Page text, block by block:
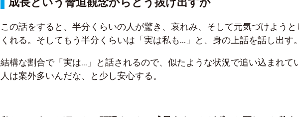
この話をすると、半分くらいの人が驚き、哀れみ、そして元気づけようと
くれる。そしてもう半分くらいは「実は私も…」と、身の上話を話し出す。
結構な割合で「実は…」と話されるので、似たような状況で追い込まれて
人は案外多いんだな、と少し安心する。